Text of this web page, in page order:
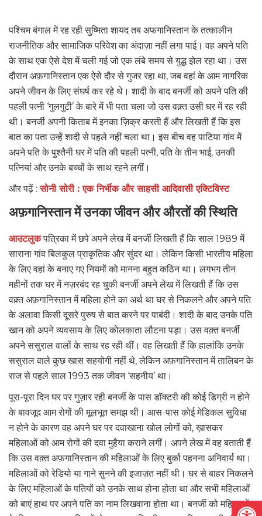
पश्चिम बंगाल में रह रही सुष्मिता शायद तब अफगानिस्तान के तत्कालीन
राजनीतिक और सामाजिक परिवेश का अंदाज़ा नहीं लगा पाई। वह अपने पति
के साथ एक ऐसे देश में चली गई जो एक लंबे समय से युद्ध झेल रहा था। उस
दौरान अफ़गानिस्तान एक ऐसे दौर से गुजर रहा था, जब वहां के आम नागरिक
अपने जीवन के लिए संघर्ष कर रहे थे। शादी के बाद बनर्जी को अपने पति की
पहली पत्नी ‘गुलगुटी’ के बारे में भी पता चला जो उस वक़्त उसी घर में रह रही
थी। बनर्जी अपनी किताब में इनका ज़िक्र करती हैं और लिखती हैं कि इस
बात का पता उन्हें शादी से पहले नहीं चला था। इस बीच वह पाटिया गांव में
अपने पति के पुश्तैनी घर में पति की पहली पत्नी, पति के तीन भाई, उनकी
पत्नियां और उनके बच्चों के साथ रहने लगीं।
और पढ़ें :सोनी सोरी : एक निर्भीक और साहसी आदिवासी एक्टिविस्ट
अफ़गानिस्तान में उनका जीवन और औरतों की स्थिति
आउटलुकपत्रिका में छपे अपने लेख में बनर्जी लिखती हैं कि साल 1989 में
साराना गांव बिलकुल प्राकृतिक और सुंदर था। लेकिन किसी भारतीय महिला
के लिए वहां के बनाए गए नियमों को मानना बहुत कठिन था। लगभग तीन
महीनों तक घर में नज़रबंद रह चुकी बनर्जी अपने लेख में लिखती हैं कि उस
वक़्त अफ़गानिस्तान में महिला होने का अर्थ था घर से निकलने और अपने पति
के अलावा किसी दूसरे पुरुष से बात करने पर पाबंदी। शादी के बाद उनके पति
खान को अपने व्यवसाय के लिए कोलकाता लौटना पड़ा। उस वक़्त बनर्जी
अपने ससुराल वालों के साथ रह रही थीं। वह लिखती हैं कि हालांकि उनके
ससुराल वाले कुछ खास सहयोगी नहीं थे, लेकिन अफ़गानिस्तान में तालिबन के
राज से पहले साल 1993 तक जीवन ‘सहनीय’ था।
पूरा-पूरा दिन घर पर गुज़ार रही बनर्जी के पास डॉक्टरी की कोई डिग्री न होने
के बावजूद आम रोगों की मूलभूत समझ थी। आस-पास कोई मेडिकल सुविधा
न होने के कारण वह अपने घर पर दवाखाना खोल लोगों को, ख़ासकर
महिलाओं को आम रोगों की दवा मुहैया कराने लगीं। अपने लेख में वह बताती हैं
कि उस वक़्त अफ़गानिस्तान की महिलाओं के लिए बुर्का पहनना अनिवार्य था।
महिलाओं को रेडियो या गाने सुनने की इजाज़त नहीं थी। घर से बाहर निकलने
के लिए महिलाओं के पतियों को उनके साथ होना होता था और सभी महिलाओं
को बाएं हाथ पर अपने पति का नाम लिखवाना होता था। बनर्जी को महिलाओं